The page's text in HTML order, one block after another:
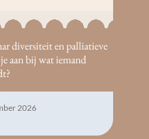
diversiteit en palliatieve
aan bij wat iemand
2026